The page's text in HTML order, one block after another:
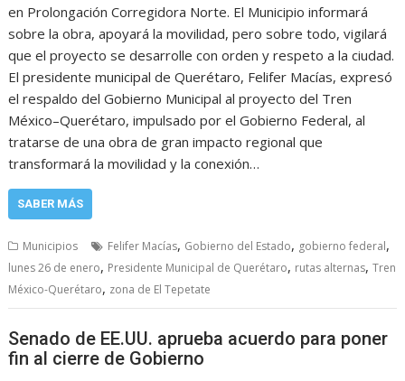
en Prolongación Corregidora Norte. El Municipio informará
sobre la obra, apoyará la movilidad, pero sobre todo, vigilará
que el proyecto se desarrolle con orden y respeto a la ciudad.
El presidente municipal de Querétaro, Felifer Macías, expresó
el respaldo del Gobierno Municipal al proyecto del Tren
México–Querétaro, impulsado por el Gobierno Federal, al
tratarse de una obra de gran impacto regional que
transformará la movilidad y la conexión…
SABER MÁS
Municipios Felifer Macías, Gobierno del Estado, gobierno federal,
lunes 26 de enero, Presidente Municipal de Querétaro, rutas alternas,Tren
México-Querétaro, zona de El Tepetate
Senado de EE.UU. aprueba acuerdo para poner
fin al cierre de Gobierno